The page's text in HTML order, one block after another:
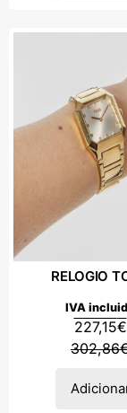
RELOGIO
302,86
227,15€
IVA